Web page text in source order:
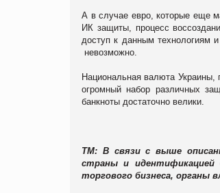
А в случае евро, которые еще
ИК защиты, процесс
доступ к данным технологиям
невозможно.
Национальная валюта Украины,
огромный набор различных
банкноты достаточно велики.
ТМ: В связи с выше
страны и идентификацией
торгового бизнеса, органы